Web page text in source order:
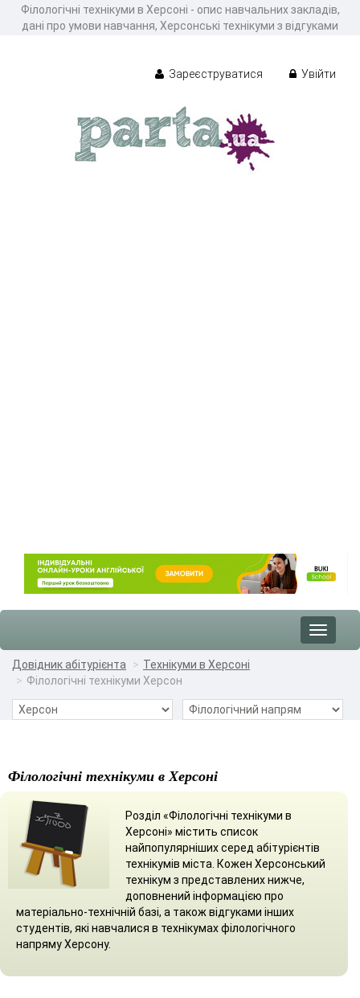
Філологічні технікуми в Херсоні - опис навчальних закладів,
дані про умови навчання, Херсонські технікуми з відгуками
Зареєструватися Увійти
Toggle
Довідник абітурієнта
Технікуми в Херсоні
Філологічні технікуми Херсон
Філологічні технікуми в Херсоні
Розділ «Філологічні технікуми в
Херсоні» містить список
найпопулярніших серед абітурієнтів
технікумів міста. Кожен Херсонський
технікум з представлених нижче,
доповнений інформацією про
матеріально-технічній базі, а також відгуками інших
студентів, які навчалися в технікумах філологічного
напряму Херсону.